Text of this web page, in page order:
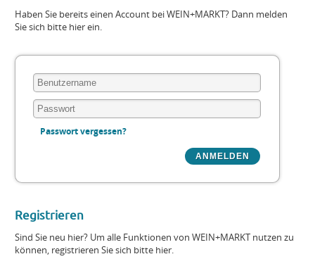
Haben Sie bereits einen Account bei WEIN+MARKT? Dann melden
Sie sich bitte hier ein.
Passwort vergessen?
Registrieren
Sind Sie neu hier? Um alle Funktionen von WEIN+MARKT nutzen zu
können, registrieren Sie sich bitte hier.